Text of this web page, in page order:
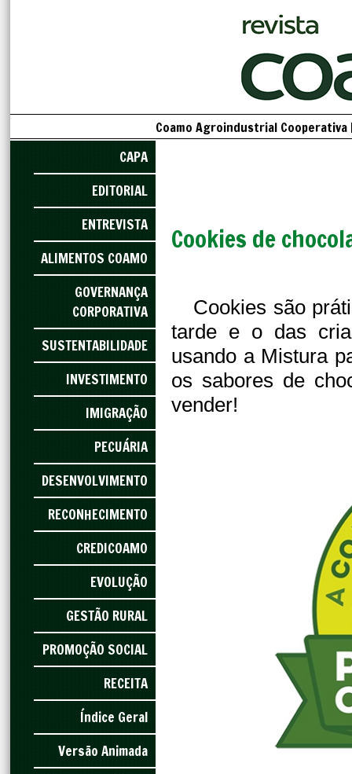
Coamo Agroindustrial Cooperativa
CAPA
EDITORIAL
ENTREVISTA
ALIMENTOS COAMO
GOVERNANÇA
CORPORATIVA
SUSTENTABILIDADE
INVESTIMENTO
IMIGRAÇÃO
PECUÁRIA
DESENVOLVIMENTO
RECONHECIMENTO
CREDICOAMO
EVOLUÇÃO
GESTÃO RURAL
PROMOÇÃO SOCIAL
RECEITA
Índice Geral
Versão Animada
Cookies de
Cookies são
tarde e o das
usando a Mistura
os sabores de
vender!